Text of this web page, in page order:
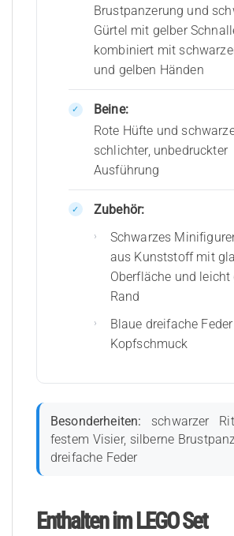
Brustpanzerung und
Gürtel mit gelber
kombiniert mit
und gelben Händen
Beine:
Rote Hüfte und
schlichter, unbedruckter
Ausführung
Zubehör:
Schwarzes
aus Kunststoff mit
Oberfläche und
Rand
Blaue dreifache
Kopfschmuck
Besonderheiten: schwarzer
festem Visier, silberne
dreifache Feder
Enthalten im LEGO Set